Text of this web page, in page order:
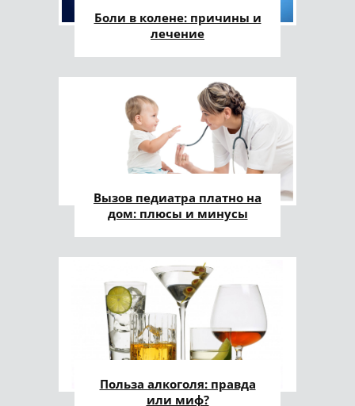
Боли в колене: причины и
лечение
Вызов педиатра платно на
дом: плюсы и минусы
Польза алкоголя: правда
или миф?